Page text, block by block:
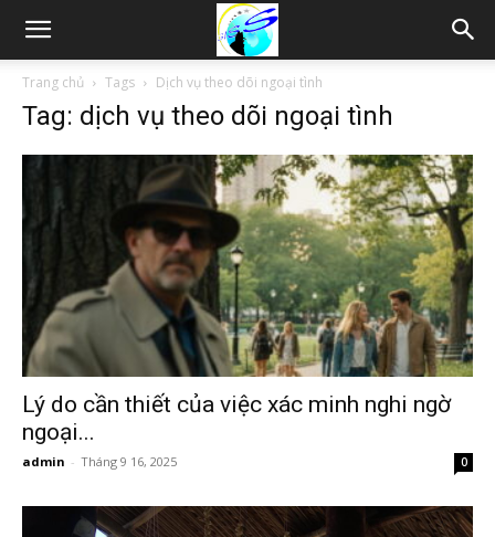
Thám
Hải
Phòng,
Tham
Trang chủ Tags Dịch vụ theo dõi ngoại tình
Tag: dịch vụ theo dõi ngoại tình
Lý do cần thiết của việc xác minh nghi ngờ
ngoại...
admin - Tháng 9 16, 2025 0